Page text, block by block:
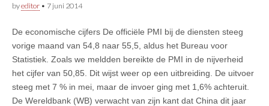
byeditor • 7 juni 2014
De economische cijfers De officiële PMI bij de diensten steeg
vorige maand van 54,8 naar 55,5, aldus het Bureau voor
Statistiek. Zoals we meldden bereikte de PMI in de nijverheid
het cijfer van 50,85. Dit wijst weer op een uitbreiding. De uitvoer
steeg met 7 % in mei, maar de invoer ging met 1,6% achteruit.
De Wereldbank (WB) verwacht van zijn kant dat China dit jaar